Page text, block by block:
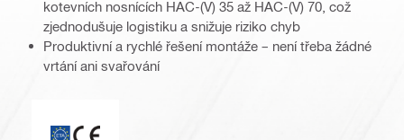
kotevních nosnících HAC-(V) 35 až HAC-(V) 70, což
zjednodušuje logistiku a snižuje riziko chyb
Produktivní a rychlé řešení montáže – není třeba žádné
vrtání ani svařování